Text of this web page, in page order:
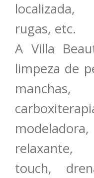
rugas, etc.
A Villa
limpeza de
manchas,
relaxante,
touch,